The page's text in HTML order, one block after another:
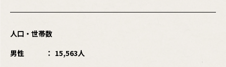
人口・世帯数
男性
15,563人